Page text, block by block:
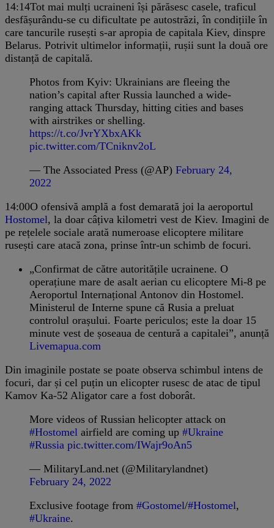
14:14Tot mai mulți ucraineni își părăsesc casele, traficul
desfășurându-se cu dificultate pe autostrăzi, în condițiile în
care tancurile rusești s-ar apropia de capitala Kiev, dinspre
Belarus. Potrivit ultimelor informații, rușii sunt la două ore
distanță de capitală.
Photos from Kyiv: Ukrainians are fleeing the
nation’s capital after Russia launched a wide-
ranging attack Thursday, hitting cities and bases
with airstrikes or shelling.
https://t.co/JvrYXbxAKk
pic.twitter.com/TCniknv2oL
— The Associated Press (@AP) February 24,
2022
14:00O ofensivă amplă a fost demarată joi la aeroportul
Hostomel, la doar câțiva kilometri vest de Kiev. Imagini de
pe rețelele sociale arată numeroase elicoptere militare
rusești care atacă zona, prinse într-un schimb de focuri.
„Confirmat de către autoritățile ucrainene. O
operațiune mare de asalt aerian cu elicoptere Mi-8 pe
Aeroportul Internațional Antonov din Hostomel.
Ministerul de Interne spune că Rusia a preluat
controlul orașului. Foarte periculos; este la doar 15
minute vest de șoseaua de centură a capitalei”, anunță
Livemapua.com
Din imaginile postate se poate observa schimbul intens de
focuri, dar și cel puțin un elicopter rusesc de atac de tipul
Kamov Ka-52 Aligator care a fost doborât.
More videos of Russian helicopter attack on
#Hostomel airfield are coming up #Ukraine
#Russia pic.twitter.com/IWajr9oAn5
— MilitaryLand.net (@Militarylandnet)
February 24, 2022
Exclusive footage from #Gostomel/#Hostomel,
#Ukraine.